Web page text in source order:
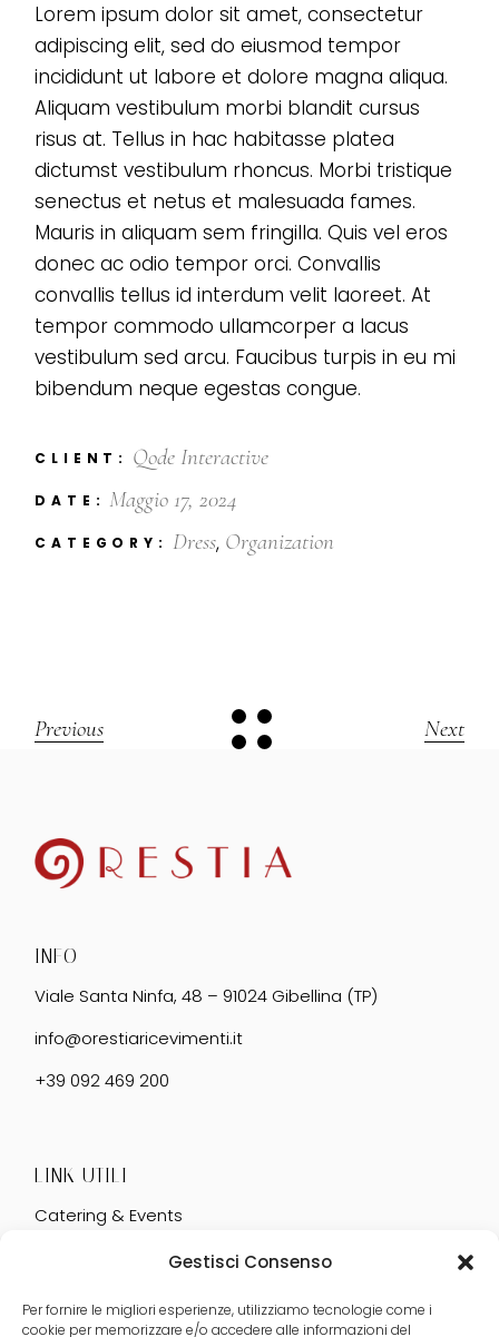
Gestisci Consenso
Per fornire le migliori esperienze, utilizziamo tecnologie come i
cookie per memorizzare e/o accedere alle informazioni del
Lorem ipsum dolor sit amet, consectetur
adipiscing elit, sed do eiusmod tempor
incididunt ut labore et dolore magna aliqua.
Aliquam vestibulum morbi blandit cursus
risus at. Tellus in hac habitasse platea
dictumst vestibulum rhoncus. Morbi tristique
senectus et netus et malesuada fames.
Mauris in aliquam sem fringilla. Quis vel eros
donec ac odio tempor orci. Convallis
convallis tellus id interdum velit laoreet. At
tempor commodo ullamcorper a lacus
vestibulum sed arcu. Faucibus turpis in eu mi
bibendum neque egestas congue.
CLIENT: Qode Interactive
DATE: Maggio 17, 2024
CATEGORY: Dress Organization
Previous Next
INFO
Viale Santa Ninfa, 48 – 91024 Gibellina (TP)
info@orestiaricevimenti.it
+39 092 469 200
LINK UTILI
Catering & Events
Matrimonio